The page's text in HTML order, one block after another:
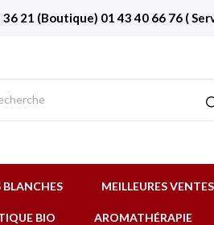
36 21 (Boutique) 01 43 40 66 76 (
BLANCHES MEILLEURES VENTES
BIO AROMATHÉRAPIE